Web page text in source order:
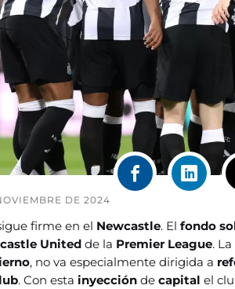
DE 2024
firme en el Newcastle. Elfondo
Unitedde la Premier League. La
, no va especialmente dirigida a
. Con estainyeccióndecapitalel